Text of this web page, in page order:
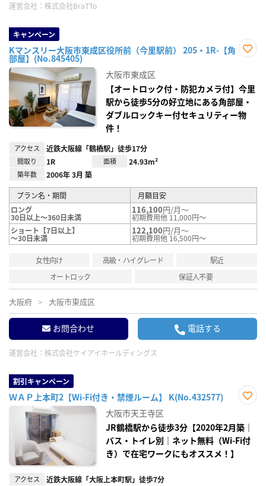
運営会社： 株式会社BraTTo
キャンペーン
Kマンスリー大阪市東成区役所前（今里駅前） 205・1R-【角
部屋】(No.845405)
録
大阪市東成区
【オートロック付・防犯カメラ付】今里
駅から徒歩5分の好立地にある角部屋・
ダブルロックキー付セキュリティー物
件！
アクセス 近鉄大阪線「鶴橋駅」徒歩17分
間取り 1R 面積 24.93m²
築年数 2006年 3月 築
プラン名・期間
月額目安
ロング
30日以上～360日未満
116,100円/月～
初期費用他 11,000円～
ショート【7日以上】
～30日未満
122,100円/月～
初期費用他 16,500円～
女性向け 高級・ハイグレード
駅近
オートロック
保証人不要
大阪府 大阪市東成区
お問合わせ 電話する
運営会社： 株式会社ケイアイホールディングス
割引キャンペーン
ＷＡＰ上本町2【Wi-Fi付き・禁煙ルーム】 K(No.432577)
り登
録
大阪市天王寺区
JR鶴橋駅から徒歩3分【2020年2月築｜
バス・トイレ別｜ネット無料（Wi-Fi付
き）で在宅ワークにもオススメ！】
アクセス 近鉄大阪線「大阪上本町駅」徒歩7分